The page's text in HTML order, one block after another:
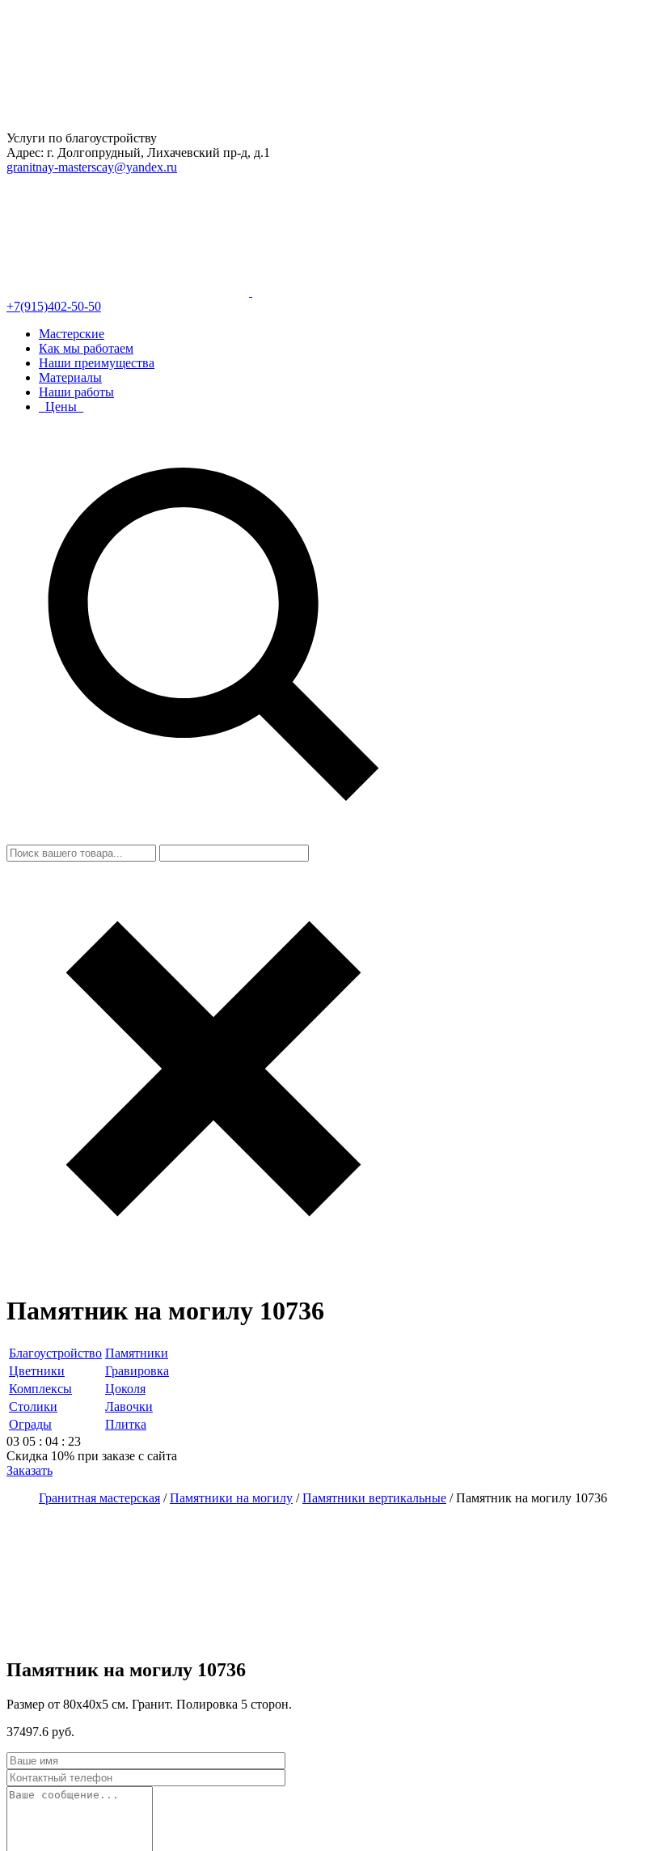
Услуги по благоустройству
Адрес: г. Долгопрудный, Лихачевский пр-д, д.1
granitnay-masterscay@yandex.ru
+7(915)402-50-50
Мастерские
Как мы работаем
Наши преимущества
Материалы
Наши работы
Цены
Памятник на могилу 10736
Благоустройство Памятники
Цветники
Гравировка
Комплексы
Цоколя
Столики
Лавочки
Ограды
Плитка
03 05 : 04 : 23
Скидка 10% при заказе с сайта
Заказать
Гранитная мастерская /Памятники на могилу /Памятники вертикальные /Памятник на могилу 10736
Памятник на могилу 10736
Размер от 80х40х5 см. Гранит. Полировка 5 сторон.
37497.6 руб.